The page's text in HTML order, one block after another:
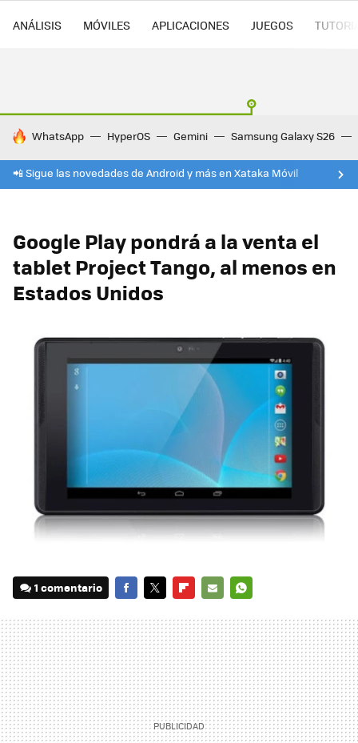
ANÁLISIS MÓVILES APLICACIONES JUEGOS
HOY SE HABLA DE
WhatsApp HyperOS Gemini Samsung Galaxy S26
📲 Sigue las novedades de Android y más en Xataka Móvil
Google Play pondrá a la venta el
tablet Project Tango, al menos en
Estados Unidos
1 comentario
MAIL